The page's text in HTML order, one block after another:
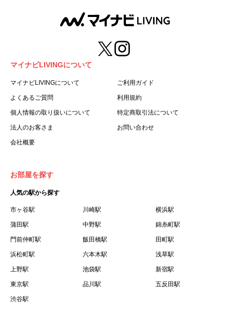
第３条（用語の定義）
１.「本サ―ビス」とは、第１章第１条で規定する当社が運
営するマイナビLIVINGを意味します。
２.「利用者」とは、第１章第２条に規定する本サービスを
利用する個人を意味します。
３.「本サイト」とは、当社が運営する本サービスに関する
ます。
５.「会員」とは、第２章第１条に基づき会員登録が完了し
た個人を意味します。
録した情報、本サービス利用中に当社が登録を求めた情報
った場合の当該情報を意味します。
７.「本会員制度」とは、会員による本サービスの利用の促
進を目的とした会員制度を意味します。
借契約書およびオプション注文書を意味します。
９.「契約期間開始日」とは、定期建物賃貸借契約（以下
「賃貸借契約」と言います）の開始日のことで、利用者の
賃借権が発生する日を意味します。
マイナビLIVINGについて
マイナビLIVINGについて ご利用ガイド
よくあるご質問 利用規約
個人情報の取り扱いについて 特定商取引法について
法人のお客さま お問い合わせ
会社概要
お部屋を探す
人気の駅から探す
市ヶ谷駅 川崎駅 横浜駅
蒲田駅 中野駅 錦糸町駅
門前仲町駅 飯田橋駅 田町駅
浜松町駅 六本木駅 浅草駅
上野駅 池袋駅 新宿駅
東京駅 品川駅 五反田駅
渋谷駅